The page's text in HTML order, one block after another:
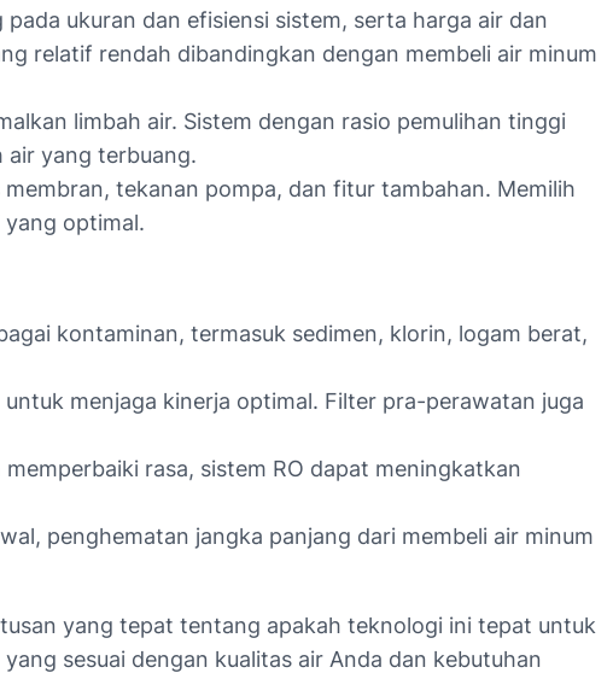
ukuran dan efisiensi sistem, serta harga air dan
relatif rendah dibandingkan dengan membeli air minum
limbah air. Sistem dengan rasio pemulihan tinggi
air yang terbuang.
tekanan pompa, dan fitur tambahan. Memilih
optimal.
kontaminan, termasuk sedimen, klorin, logam berat,
menjaga kinerja optimal. Filter pra-perawatan juga
rasa, sistem RO dapat meningkatkan
penghematan jangka panjang dari membeli air minum
yang tepat tentang apakah teknologi ini tepat untuk
sesuai dengan kualitas air Anda dan kebutuhan